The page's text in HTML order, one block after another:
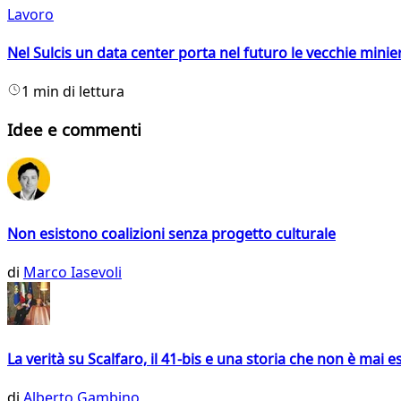
Lavoro
Nel Sulcis un data center porta nel futuro le vecchie
1 min di lettura
Idee e commenti
Non esistono coalizioni senza progetto culturale
di Marco Iasevoli
La verità su Scalfaro, il 41-bis e una storia che non è mai